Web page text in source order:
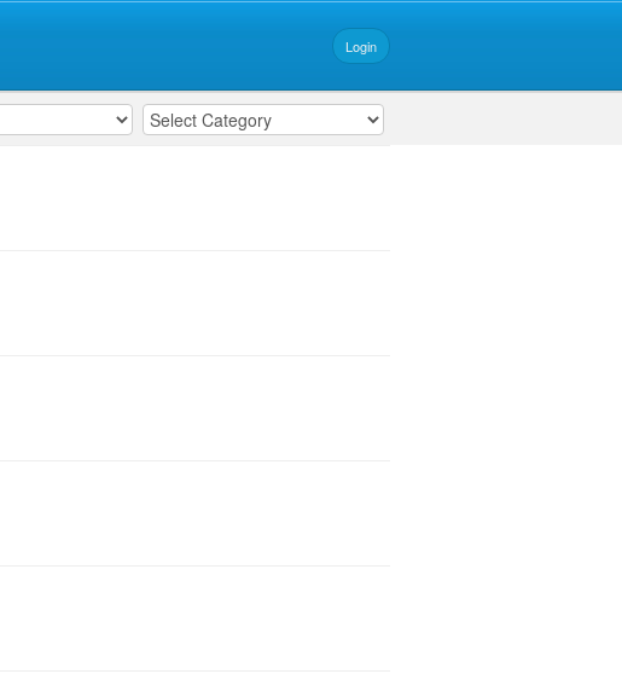
Login